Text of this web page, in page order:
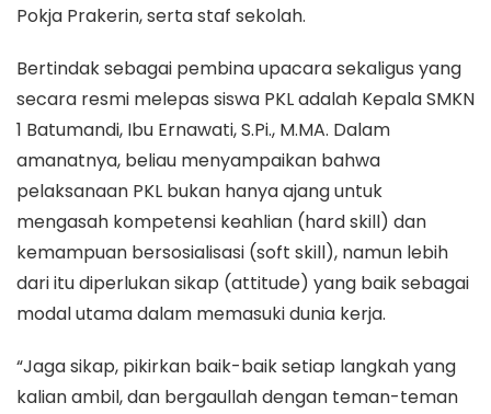
Pokja Prakerin, serta staf sekolah.
Bertindak sebagai pembina upacara sekaligus yang
secara resmi melepas siswa PKL adalah Kepala SMKN
1 Batumandi, Ibu Ernawati, S.Pi., M.MA. Dalam
amanatnya, beliau menyampaikan bahwa
pelaksanaan PKL bukan hanya ajang untuk
mengasah kompetensi keahlian (hard skill) dan
kemampuan bersosialisasi (soft skill), namun lebih
dari itu diperlukan sikap (attitude) yang baik sebagai
modal utama dalam memasuki dunia kerja.
“Jaga sikap, pikirkan baik-baik setiap langkah yang
kalian ambil, dan bergaullah dengan teman-teman